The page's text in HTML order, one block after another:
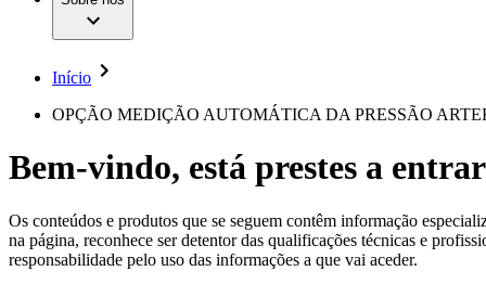
Instrumentos Cirúrgicos e Sistemas de Contentores
Motores Cirúrgicos
Nutrição Clínica
Oncologia
Retenção Urinária e Urologia
Suturas e Especialidades Cirúrgicas
Terapia da Dor
Patologias e Cuidados
Serviços
A nossa cultura
Acesso aos Cuidados de Saúde
Comunicados de Imprensa
Contactos
Formulário de Contacto
Início
OPÇÃO MEDIÇÃO AUTOMÁTICA DA PRESSÃO
Bem-vindo, está prestes a
Os conteúdos e produtos que se seguem contêm informação
na página, reconhece ser detentor das qualificações técnicas e
responsabilidade pelo uso das informações a que vai aceder.